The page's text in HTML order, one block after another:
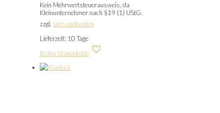
Kein Mehrwertsteuerausweis, da
Kleinunternehmer nach §19 (1) UStG.
zzgl. Versandkosten
Lieferzeit: 10 Tage
In den Warenkorb